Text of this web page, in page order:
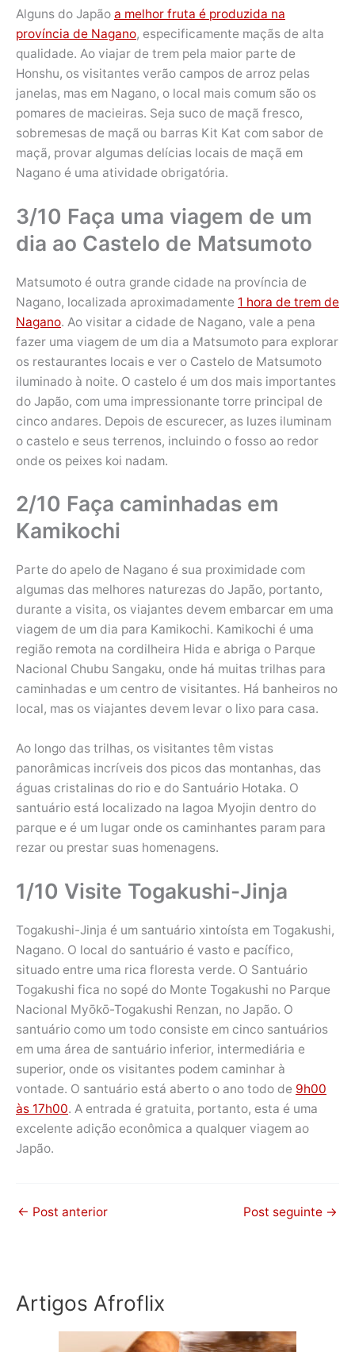
Alguns do Japão a melhor fruta é produzida na
província de Nagano, especificamente maçãs de alta
qualidade. Ao viajar de trem pela maior parte de
Honshu, os visitantes verão campos de arroz pelas
janelas, mas em Nagano, o local mais comum são os
pomares de macieiras. Seja suco de maçã fresco,
sobremesas de maçã ou barras Kit Kat com sabor de
maçã, provar algumas delícias locais de maçã em
Nagano é uma atividade obrigatória.
3/10 Faça uma viagem de um
dia ao Castelo de Matsumoto
Matsumoto é outra grande cidade na província de
Nagano, localizada aproximadamente 1 hora de trem de
Nagano. Ao visitar a cidade de Nagano, vale a pena
fazer uma viagem de um dia a Matsumoto para explorar
os restaurantes locais e ver o Castelo de Matsumoto
iluminado à noite. O castelo é um dos mais importantes
do Japão, com uma impressionante torre principal de
cinco andares. Depois de escurecer, as luzes iluminam
o castelo e seus terrenos, incluindo o fosso ao redor
onde os peixes koi nadam.
2/10 Faça caminhadas em
Kamikochi
Parte do apelo de Nagano é sua proximidade com
algumas das melhores naturezas do Japão, portanto,
durante a visita, os viajantes devem embarcar em uma
viagem de um dia para Kamikochi. Kamikochi é uma
região remota na cordilheira Hida e abriga o Parque
Nacional Chubu Sangaku, onde há muitas trilhas para
caminhadas e um centro de visitantes. Há banheiros no
local, mas os viajantes devem levar o lixo para casa.
Ao longo das trilhas, os visitantes têm vistas
panorâmicas incríveis dos picos das montanhas, das
águas cristalinas do rio e do Santuário Hotaka. O
santuário está localizado na lagoa Myojin dentro do
parque e é um lugar onde os caminhantes param para
rezar ou prestar suas homenagens.
1/10 Visite Togakushi-Jinja
Togakushi-Jinja é um santuário xintoísta em Togakushi,
Nagano. O local do santuário é vasto e pacífico,
situado entre uma rica floresta verde. O Santuário
Togakushi fica no sopé do Monte Togakushi no Parque
Nacional Myōkō-Togakushi Renzan, no Japão. O
santuário como um todo consiste em cinco santuários
em uma área de santuário inferior, intermediária e
superior, onde os visitantes podem caminhar à
vontade. O santuário está aberto o ano todo de 9h00
às 17h00. A entrada é gratuita, portanto, esta é uma
excelente adição econômica a qualquer viagem ao
Japão.
← Post anterior Post seguinte →
Artigos Afroflix